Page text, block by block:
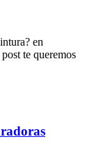
en
te queremos